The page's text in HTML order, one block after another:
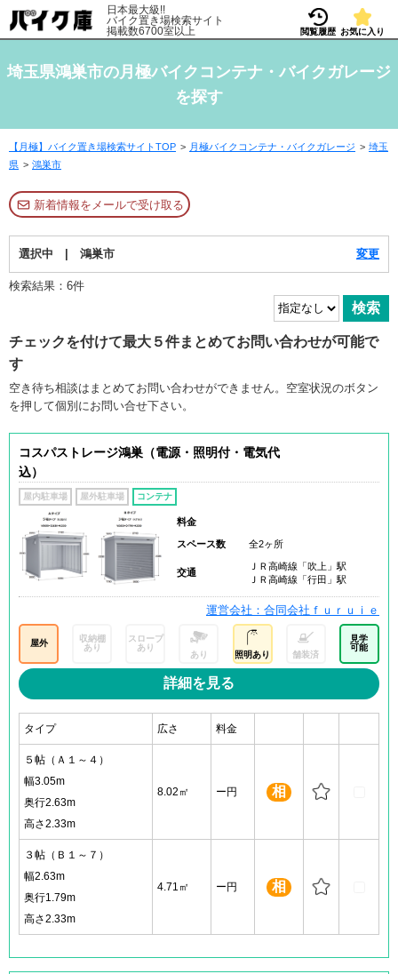
日本最大級!!
バイク置き場検索サイト
掲載数6700室以上
閲覧履歴 お気に入り
埼玉県鴻巣市の月極バイクコンテナ・バイクガレージ
を探す
【月極】バイク置き場検索サイトTOP 月極バイクコンテナ・バイクガレージ
埼玉
県
鴻巣市
新着情報をメールで受け取る
選択中 | 鴻巣市 変更
検索結果：6件
チェックを付けて最大５件まとめてお問い合わせが可能で
す
空き待ち相談はまとめてお問い合わせができません。空室状況のボタン
を押して個別にお問い合せ下さい。
コスパストレージ鴻巣（電源・照明付・電気代
込）
屋内駐車場 屋外駐車場 コンテナ
料金
スペース数 全2ヶ所
交通
ＪＲ高崎線「吹上」駅
ＪＲ高崎線「行田」駅
運営会社：合同会社ｆｕｒｕｉｅ
屋外
収納棚
あり
スロープ
あり
あり 照明あり 舗装済
見学
可能
詳細を見る
タイプ 広さ 料金
５帖（Ａ１～４）
幅3.05m
奥行2.63m
高さ2.33m
8.02㎡ ー円 相
３帖（Ｂ１～７）
幅2.63m
奥行1.79m
高さ2.33m
4.71㎡ ー円 相